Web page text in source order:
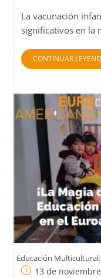
La vacunación
significativos en la
CONTINUAR
Educación
13 de